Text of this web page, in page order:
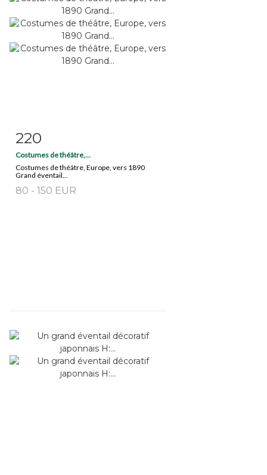
Fiche détaillée
220
Costumes de théâtre,...
Costumes de théâtre, Europe, vers 1890
Grand éventail...
80 - 150 EUR